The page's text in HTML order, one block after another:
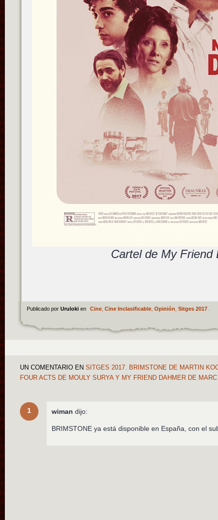
Cartel de My Friend
Publicado por Uruloki en Cine, Cine Inclasificable, Opinión Sitges 2017.
UN COMENTARIO EN SITGES 2017. BRIMSTONE DE MARTIN
FOUR ACTS DE MOULY SURYA Y MY FRIEND DAHMER DE
1 wiman dijo:
BRIMSTONE ya está disponible en España, con el